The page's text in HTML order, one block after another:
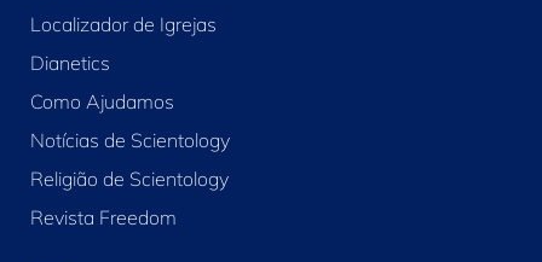
Localizador de Igrejas
Dianetics
Como Ajudamos
Notícias de Scientology
Religião de Scientology
Revista Freedom